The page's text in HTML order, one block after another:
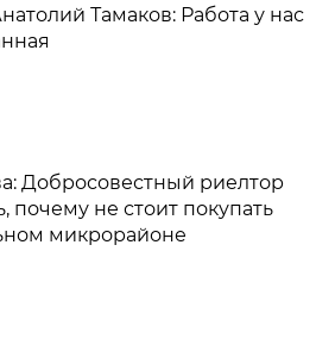
Тамаков: Работа у нас
Добросовестный риелтор
почему не стоит покупать
микрорайоне